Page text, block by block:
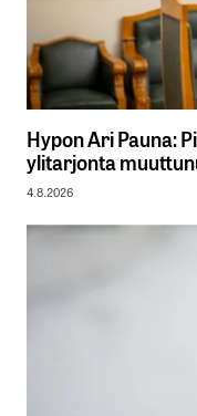
Hypon Ari Pauna:
ylitarjonta
4.8.2026